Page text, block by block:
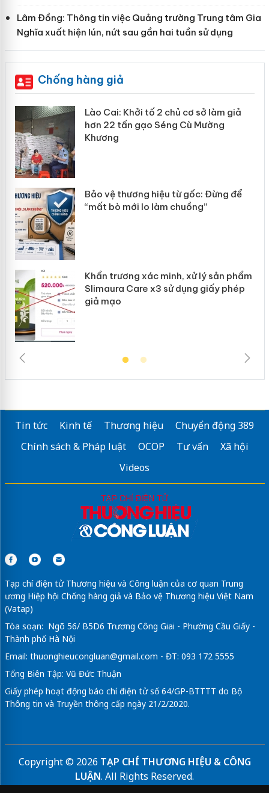
Lâm Đồng: Thông tin việc Quảng trường Trung tâm Gia
Nghĩa xuất hiện lún, nứt sau gần hai tuần sử dụng
Chống hàng giả
Lào Cai: Khởi tố 2 chủ cơ sở làm giả
hơn 22 tấn gạo Séng Cù Mường
Khương
Bảo vệ thương hiệu từ gốc: Đừng để
“mất bò mới lo làm chuồng”
Khẩn trương xác minh, xử lý sản phẩm
Slimaura Care x3 sử dụng giấy phép
giả mạo
Tin tức Kinh tế Thương hiệu
Chuyển động 389
Chính sách & Pháp luật
OCOP Tư vấn
Xã hội
Videos
Tạp chí điện tử Thương hiệu và Công luận của cơ quan Trung
ương Hiệp hội Chống hàng giả và Bảo vệ Thương hiệu Việt Nam
(Vatap)
Tòa soạn: Ngõ 56/ B5D6 Trương Công Giai - Phường Cầu Giấy -
Thành phố Hà Nội
Email: thuonghieucongluan@gmail.com - ĐT: 093 172 5555
Tổng Biên Tập: Vũ Đức Thuận
Giấy phép hoạt động báo chí điện tử số 64/GP-BTTTT do Bộ
Thông tin và Truyền thông cấp ngày 21/2/2020.
Copyright © 2026 TẠP CHÍ THƯƠNG HIỆU & CÔNG
LUẬN. All Rights Reserved.